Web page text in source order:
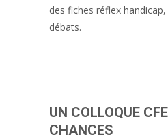
des fiches réflex handicap,
débats.
UN COLLOQUE
CHANCES